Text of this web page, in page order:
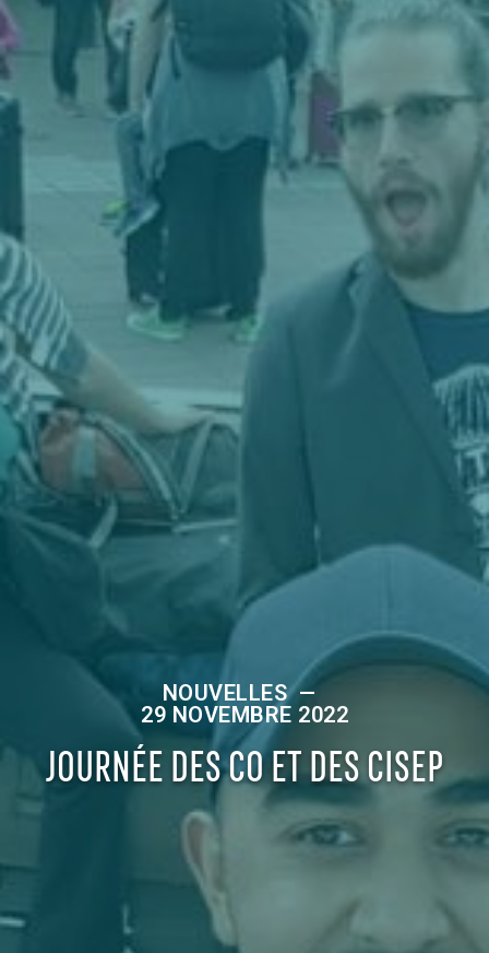
NOUVELLES—
29 NOVEMBRE 2022
JOURNÉE DES CO ET DES CISEP